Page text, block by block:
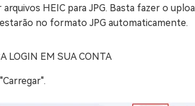
HEIC para JPG. Basta fazer o
no formato JPG automaticamente.
LOGIN EM SUA CONTA